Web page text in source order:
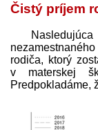
Čistý príjem
rodiča, ktorý
v materskej
Predpokladáme,